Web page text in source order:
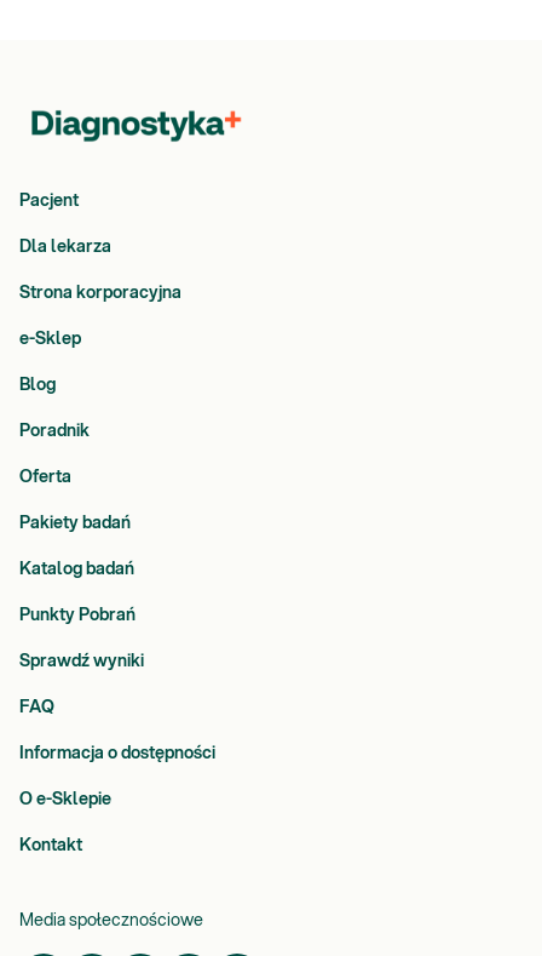
Pacjent
Dla lekarza
Strona korporacyjna
e-Sklep
Blog
Poradnik
Oferta
Pakiety badań
Katalog badań
Punkty Pobrań
Sprawdź wyniki
FAQ
Informacja o dostępności
O e-Sklepie
Kontakt
Media społecznościowe